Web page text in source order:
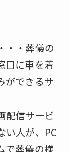
みたい」
「取り入れ
サービス
で最も
であっ
「従来の祭